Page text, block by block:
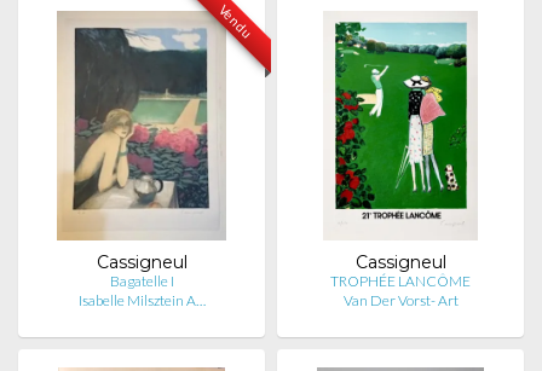
Vendu
Cassigneul
Bagatelle I
Isabelle Milsztein A…
Cassigneul
TROPHÉE LANCÔME
Van Der Vorst- Art